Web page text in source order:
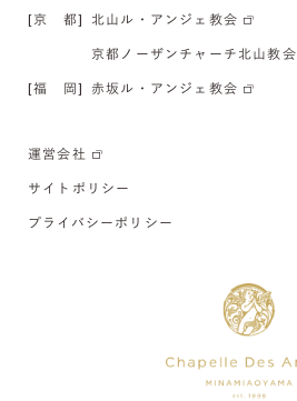
[京 都] 北山ル・アンジェ教会
京都ノーザンチャーチ北山教会
[福 岡] 赤坂ル・アンジェ教会
運営会社
サイトポリシー
プライバシーポリシー